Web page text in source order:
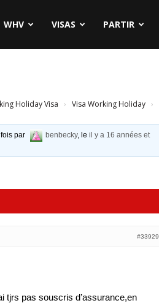
WHV VISAS PARTIR
Holiday Visa › Visa Working Holiday ›
par benbecky, leil y a 16 années et
#33929
tjrs pas souscris d’assurance,en